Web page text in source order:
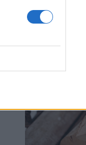
A
elsőre
CÍMLAPRÓL